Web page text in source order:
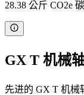
28.38 公斤 CO2e
GX T 机械
先进的 GX T 机械